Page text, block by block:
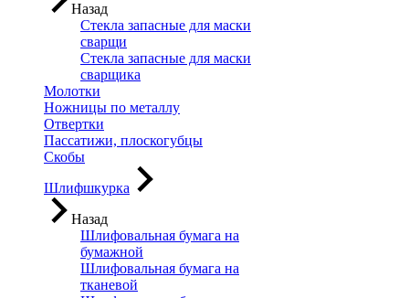
Назад
Стекла запасные для маски
сварщи
Стекла запасные для маски
сварщика
Молотки
Ножницы по металлу
Отвертки
Пассатижи, плоскогубцы
Скобы
Шлифшкурка
Назад
Шлифовальная бумага на
бумажной
Шлифовальная бумага на
тканевой